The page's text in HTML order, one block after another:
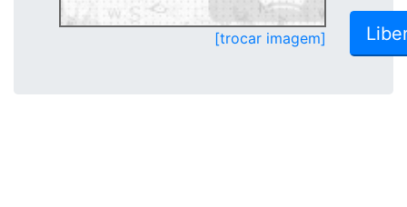
[trocar imagem]